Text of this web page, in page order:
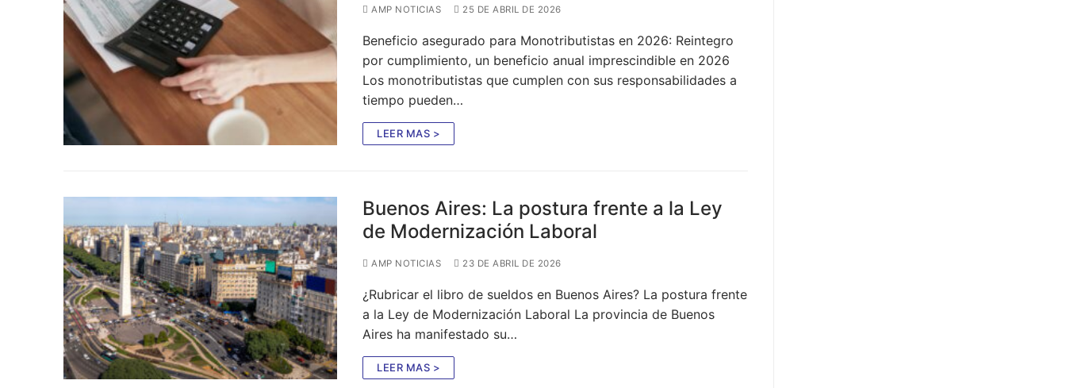
AMP NOTICIAS 25 DE ABRIL DE 2026
Beneficio asegurado para Monotributistas en 2026: Reintegro
por cumplimiento, un beneficio anual imprescindible en 2026
Los monotributistas que cumplen con sus responsabilidades a
tiempo pueden…
LEER MAS >
Buenos Aires: La postura frente a la Ley
de Modernización Laboral
AMP NOTICIAS 23 DE ABRIL DE 2026
¿Rubricar el libro de sueldos en Buenos Aires? La postura frente
a la Ley de Modernización Laboral La provincia de Buenos
Aires ha manifestado su…
LEER MAS >